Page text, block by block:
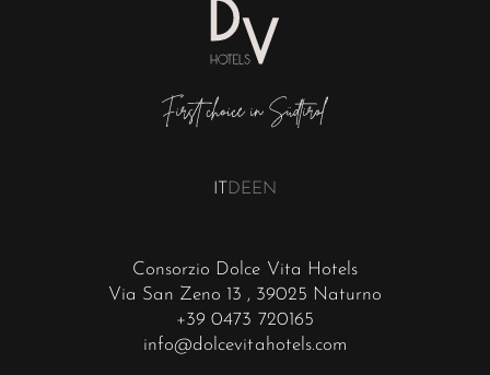
Consorzio Dolce Vita Hotels
Via San Zeno 13 , 39025 Naturno
+39 0473 720165
info@dolcevitahotels.com
ITDEEN